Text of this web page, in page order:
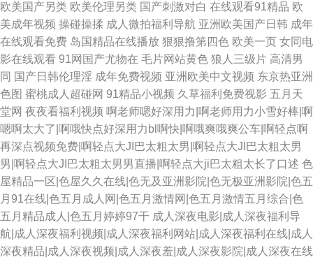
欧美国产另类 欧美伦理另类 国产刺激对白 在线观看91精品 欧
美成年视频 操碰操揉 成人微拍福利导航 亚洲欧美国产日韩 成年
在线观看免费 岛国精品在线播放 狠狠撸第四色 欧美一页 女同电
影在线观看 91网国产尤物在 毛片网站黄色 狼人三级片 高清男
同 国产日韩伦理淫 成年免费视频 亚洲欧美中文视频 东京热亚洲
色图 蜜桃成人超碰网 91精品小视频 久草福利免费视影 五月天
堂网 夜夜看福利视频 啊老师嗯好深用力|啊老师用力小雪好棒|啊
嗯啊太大了|啊哦快点好深用力bl啊快|啊哦爽哦爽公车|啊轻点啊
再深点视频免费|啊轻点大JI巴太粗太男|啊轻点大JI巴太粗太男
男|啊轻点大JI巴太粗太男男直播|啊轻点大ji巴太粗太长了口述 色
屋精品一区|色屋久久在线|色无及亚洲影院|色无极亚洲影院|色五
月91在线|色五月成人网|色五月激情网|色五月激情五月综合|色
五月精品成人|色五月婷婷97干 成人深夜电影|成人深夜福利导
航|成人深夜福利视频|成人深夜福利网站|成人深夜福利在线|成人
深夜精品|成人深夜视频|成人深夜羞|成人深夜影院|成人深夜在线